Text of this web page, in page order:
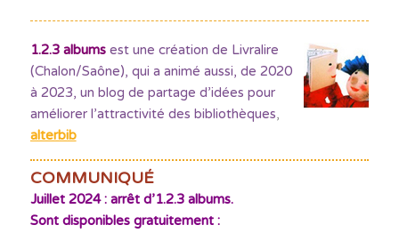
1.2.3 albumsest une création de Livralire
(Chalon/Saône), qui a animé aussi, de 2020
à 2023, un blog de partage d’idées pour
améliorer l’attractivité des bibliothèques,
alterbib
COMMUNIQUÉ
Juillet 2024 : arrêt d’1.2.3 albums.
Sont disponibles gratuitement :